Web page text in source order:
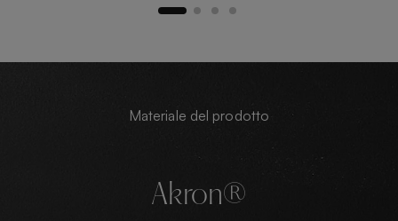
Materiale del prodotto
Akron®